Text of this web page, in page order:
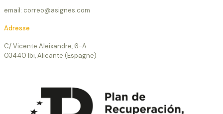
email: correo@asignes.com
Adresse
C/ Vicente Aleixandre, 6-A
03440 Ibi, Alicante (Espagne)